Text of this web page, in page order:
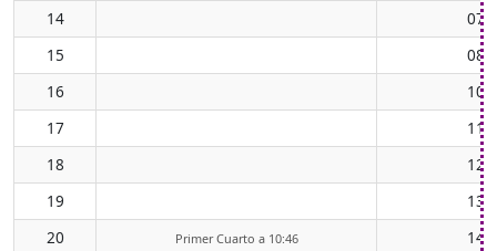
14
15
16
17
18
19
20
Primer Cuarto a 10:46